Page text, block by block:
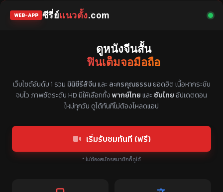
WEB-APP ซีรี่ย์แนวตั้ง.com
ดูหนังจีนสั้น
ฟินเต็มจอมือถือ
แหล่งรวมซีรี่ย์จีนแนวตั้ง พากย์ไทย ซับไทย
เว็บไซต์อันดับ 1 รวม มินิซีรีส์จีนและ ละครคุณธรรมยอดฮิต เนื้อหากระชับ
จบไว ภาพชัดระดับ HD มีให้เลือกทั้งพากย์ไทยและ ซับไทยอัปเดตตอน
ใหม่ทุกวัน ดูได้ทันทีไม่ต้องโหลดแอป
เริ่มรับชมทันที (ฟรี)
* ไม่ต้องสมัครสมาชิกก็ดูได้